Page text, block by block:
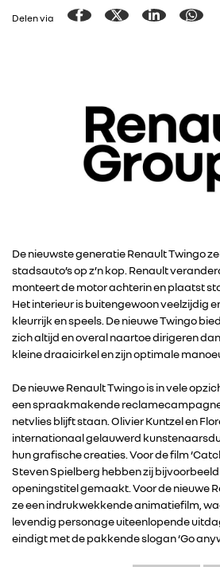
RENAULT GROUP
RENAULT
DACIA
Delen via
De nieuwste generatie Renault Twingo
stadsauto’s op z’n kop. Renault
monteert de motor achterin en plaatst
Het interieur is buitengewoon veelzijdig
kleurrijk en speels. De nieuwe Twingo
zich altijd en overal naartoe dirigeren
kleine draaicirkel en zijn optimale
De nieuwe Renault Twingo is in vele
een spraakmakende
netvlies blijft staan. Olivier Kuntzel en
internationaal gelauwerd
hun grafische creaties. Voor de film
Steven Spielberg hebben zij
openingstitel gemaakt. Voor de nieuwe
ze een indrukwekkende animatiefilm,
levendig personage uiteenlopende
eindigt met de pakkende slogan ‘Go